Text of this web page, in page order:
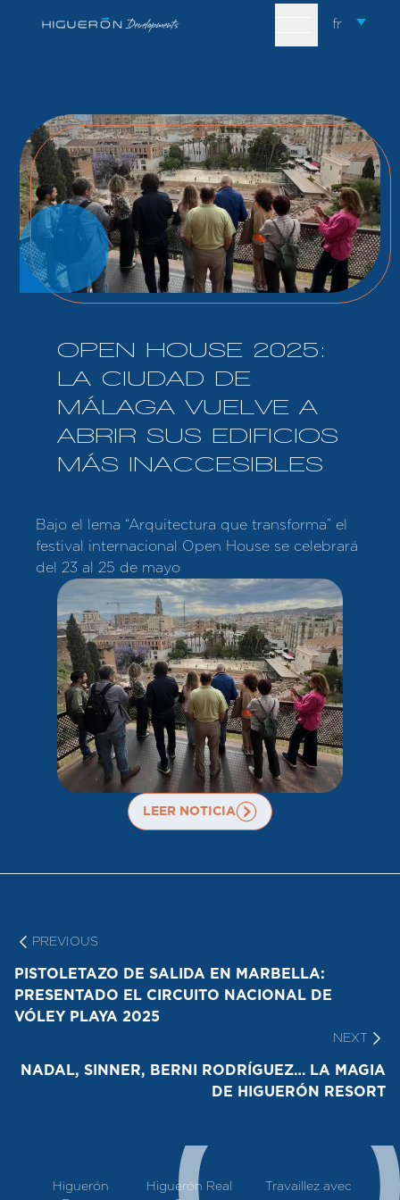
fr
OPEN HOUSE 2025:
LA CIUDAD DE
MÁLAGA VUELVE A
ABRIR SUS EDIFICIOS
MÁS INACCESIBLES
Bajo el lema “Arquitectura que transforma” el
festival internacional Open House se celebrará
del 23 al 25 de mayo
LEER NOTICIA
PREVIOUS:
PREVIOUS
PISTOLETAZO DE SALIDA EN MARBELLA:
PRESENTADO EL CIRCUITO NACIONAL DE
VÓLEY PLAYA 2025
NEXT
NADAL, SINNER, BERNI RODRÍGUEZ… LA MAGIA
DE HIGUERÓN RESORT
Higuerón
Higuerón Real
Travaillez avec